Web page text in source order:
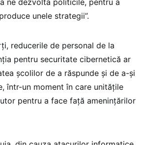
ne dezvolta politicile, pentru a
unele strategii”.
reducerile de personal de la
pentru securitate cibernetică ar
școlilor de a răspunde și de a-și
într-un moment în care unitățile
pentru a face față amenințărilor